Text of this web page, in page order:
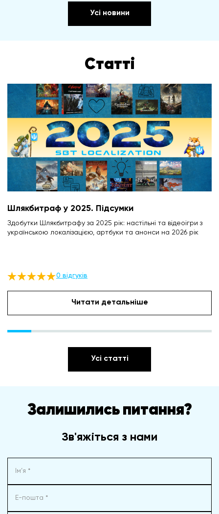
Усі новини
Статті
Шлякбитраф у 2025. Підсумки
Здобутки Шлякбитрафу за 2025 рік: настільні та відеоігри з
українською локалізацією, артбуки та анонси на 2026 рік
0 відгуків
Читати детальніше
Усі статті
Залишились питання?
Зв'яжіться з нами